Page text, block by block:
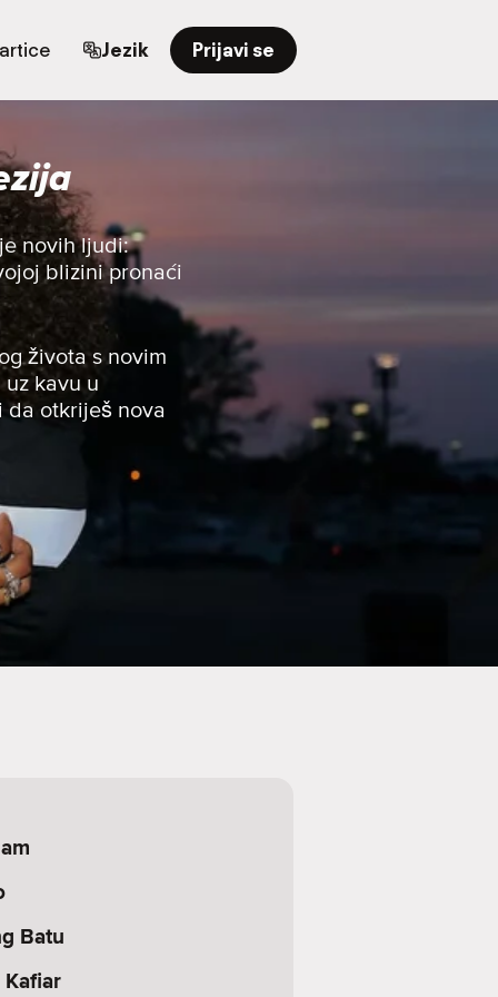
Jezik Prijavi se
novih ljudi:
blizini pronaći
života s novim
kavu u
da otkriješ nova
Batu